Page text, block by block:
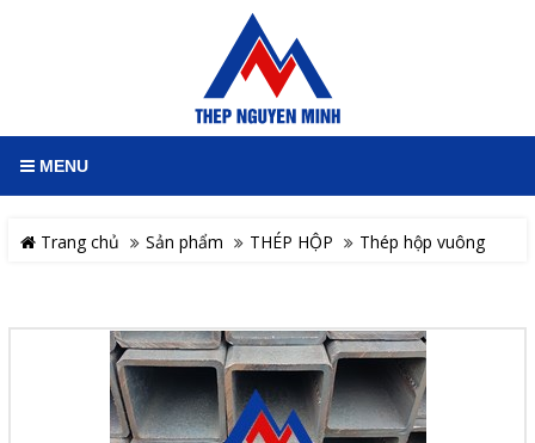
MENU
Trang chủ Sản phẩm THÉP HỘP Thép hộp vuông